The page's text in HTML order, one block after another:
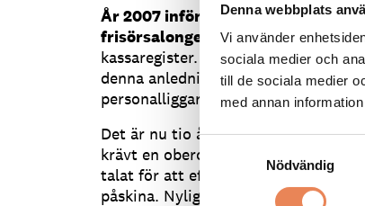
Denna webbplats
Vi använder
sociala medier och
till de sociala medier
med annan
Samtyckesval
Nödvändig
År 2007 infördes lagen om
frisörsalonger.
Tre år senare
kassaregister. Syftet med dessa
denna anledning var vi på Visita
personalliggare och kassaregister.
Det är nu tio år sedan
krävt en oberoende utredning om
talat för att effekterna inte var så
påskina. Nyligen kom en sådan